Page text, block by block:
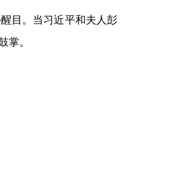
目。当习近平和夫人彭
。